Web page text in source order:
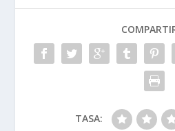
o
o
k
dI
n
A
p
p r
TASA: